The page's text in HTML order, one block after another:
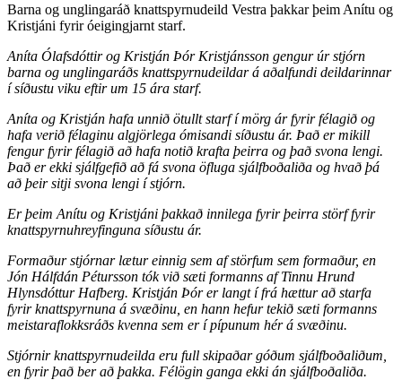
Barna og unglingaráð knattspyrnudeild Vestra þakkar þeim Anítu og
Kristjáni fyrir óeigingjarnt starf.
Aníta Ólafsdóttir og Kristján Þór Kristjánsson gengur úr stjórn
barna og unglingaráðs knattspyrnudeildar á aðalfundi deildarinnar
í síðustu viku eftir um 15 ára starf.
Aníta og Kristján hafa unnið ötullt starf í mörg ár fyrir félagið og
hafa verið félaginu algjörlega ómisandi síðustu ár. Það er mikill
fengur fyrir félagið að hafa notið krafta þeirra og það svona lengi.
Það er ekki sjálfgefið að fá svona öfluga sjálfboðaliða og hvað þá
að þeir sitji svona lengi í stjórn.
Er þeim Anítu og Kristjáni þakkað innilega fyrir þeirra störf fyrir
knattspyrnuhreyfinguna síðustu ár.
Formaður stjórnar lætur einnig sem af störfum sem formaður, en
Jón Hálfdán Pétursson tók við sæti formanns af Tinnu Hrund
Hlynsdóttur Hafberg. Kristján Þór er langt í frá hættur að starfa
fyrir knattspyrnuna á svæðinu, en hann hefur tekið sæti formanns
meistaraflokksráðs kvenna sem er í pípunum hér á svæðinu.
Stjórnir knattspyrnudeilda eru full skipaðar góðum sjálfboðaliðum,
en fyrir það ber að þakka. Félögin ganga ekki án sjálfboðaliða.